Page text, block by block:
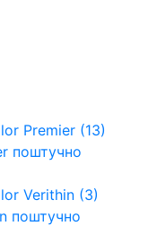
Premier (13)
поштучно
Verithin (3)
поштучно